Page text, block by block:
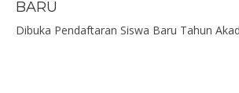
BARU
Dibuka Pendaftaran Siswa Baru Tahun